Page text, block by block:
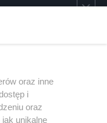
oraz inne
i
oraz
unikalne